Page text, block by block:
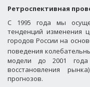
Ретроспективная
С 1995 года мы
тенденций изменения
городов России на
поведения
модели до 2001 года
восстановления
прогнозов.